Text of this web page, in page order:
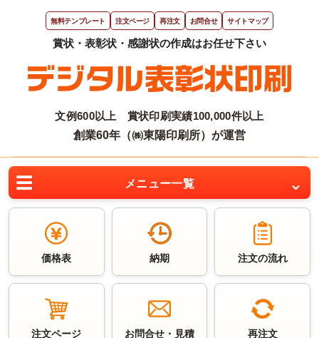
無料テンプレート 注文ページ 再注文 お問合せ サイトマップ
文例600以上 賞状印刷実績100,000件以上
創業60年（㈱東陽印刷所）が運営
メニュー一覧
価格表 納期 注文の流れ
注文ページ お問合せ・見積 再注文